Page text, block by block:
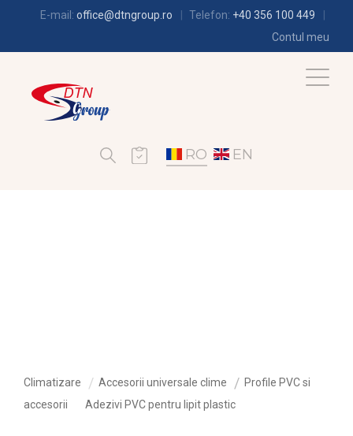
E-mail: office@dtngroup.ro Telefon: +40 356 100 449
Contul meu
RO EN
Climatizare Accesorii universale clime
Profile PVC si
accesorii
Adezivi PVC pentru lipit plastic